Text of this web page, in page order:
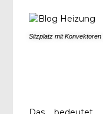
Sitzplatz mit